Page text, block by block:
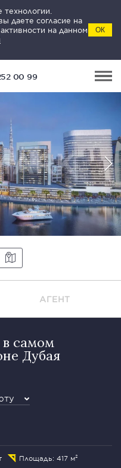
даете согласие на
на данном
ОК
00 99
АГЕНТ
самом
Дубая
Площадь: 417 м²